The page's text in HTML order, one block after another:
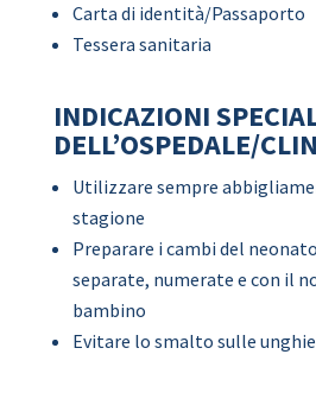
Carta di identità/Passaporto
Tessera sanitaria
INDICAZIONI
DELL’OSPEDALE/
Utilizzare sempre
stagione
Preparare i cambi del
separate, numerate e con il
bambino
Evitare lo smalto sulle unghie